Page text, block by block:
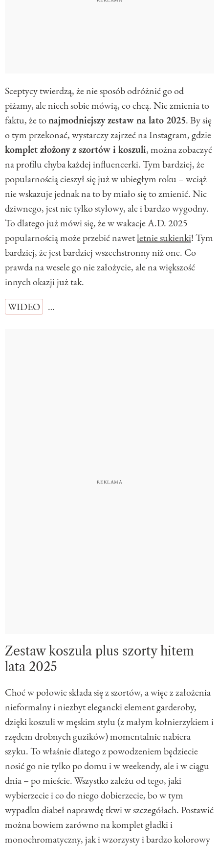
Sceptycy twierdzą, że nie sposób odróżnić go od
piżamy, ale niech sobie mówią, co chcą. Nie zmienia to
faktu, że tonajmodniejszy zestaw na lato 2025. By się
o tym przekonać, wystarczy zajrzeć na Instagram, gdzie
komplet złożony z szortów i koszuli, można zobaczyć
na profilu chyba każdej influencerki. Tym bardziej, że
popularnością cieszył się już w ubiegłym roku – wciąż
nie wskazuje jednak na to by miało się to zmienić. Nic
dziwnego, jest nie tylko stylowy, ale i bardzo wygodny.
To dlatego już mówi się, że w wakacje A.D. 2025
popularnością może przebić nawetletnie sukienki! Tym
bardziej, że jest bardziej wszechstronny niż one. Co
prawda na wesele go nie założycie, ale na większość
innych okazji już tak.
WIDEO
…
Zestaw koszula plus szorty hitem
lata 2025
Choć w połowie składa się z szortów, a więc z założenia
nieformalny i niezbyt elegancki element garderoby,
dzięki koszuli w męskim stylu (z małym kołnierzykiem i
rzędem drobnych guzików) momentalnie nabiera
szyku. To właśnie dlatego z powodzeniem będziecie
nosić go nie tylko po domu i w weekendy, ale i w ciągu
dnia – po mieście. Wszystko zależu od tego, jaki
wybierzecie i co do niego dobierzecie, bo w tym
wypadku diabeł naprawdę tkwi w szczegółach. Postawić
można bowiem zarówno na komplet gładki i
monochromatyczny, jak i wzorzysty i bardzo kolorowy